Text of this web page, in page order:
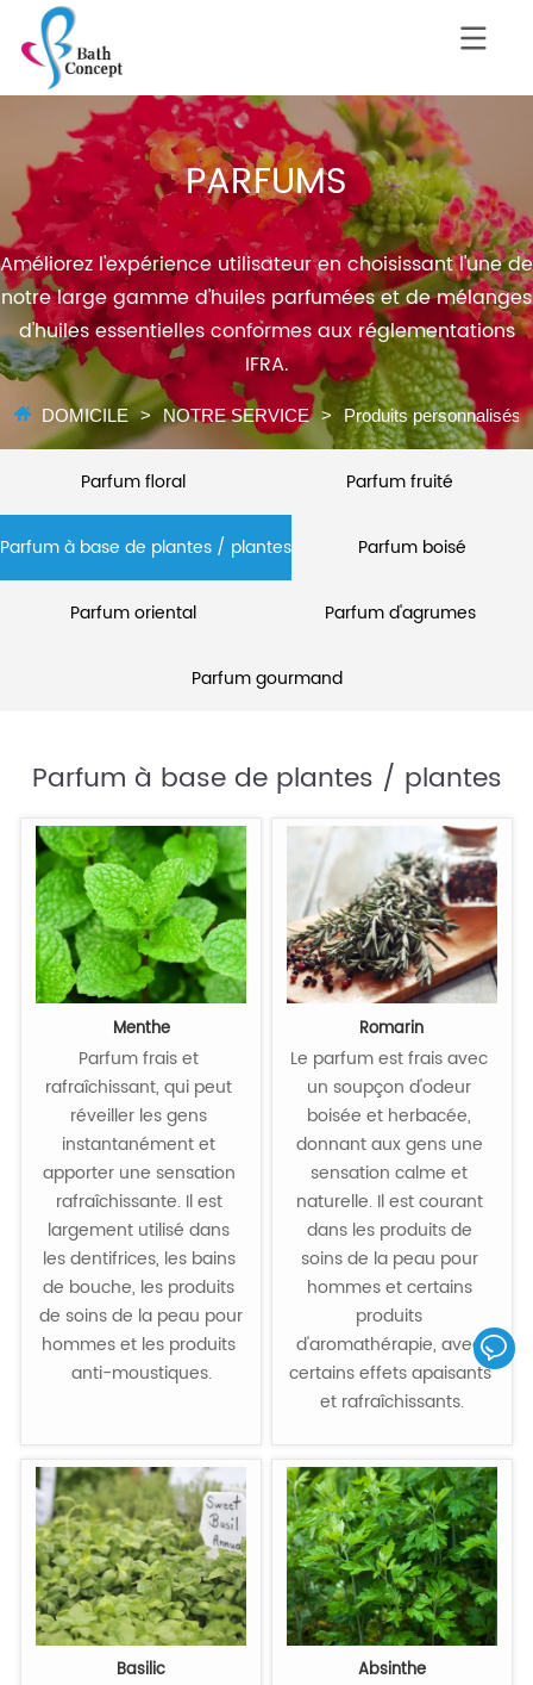
PARFUMS
Améliorez l'expérience utilisateur en choisissant l'une de
notre large gamme d'huiles parfumées et de mélanges
d'huiles essentielles conformes aux réglementations
IFRA.
DOMICILE > NOTRE SERVICE > Produits personnalisés
Parfum floral Parfum fruité
Parfum à base de plantes / plantes Parfum boisé
Parfum oriental Parfum d'agrumes
Parfum gourmand
Parfum à base de plantes / plantes
Menthe
Parfum frais et
rafraîchissant, qui peut
réveiller les gens
instantanément et
apporter une sensation
rafraîchissante. Il est
largement utilisé dans
les dentifrices, les bains
de bouche, les produits
de soins de la peau pour
hommes et les produits
anti-moustiques.
Romarin
Le parfum est frais avec
un soupçon d'odeur
boisée et herbacée,
donnant aux gens une
sensation calme et
naturelle. Il est courant
dans les produits de
soins de la peau pour
hommes et certains
produits
d'aromathérapie, avec
certains effets apaisants
et rafraîchissants.
Basilic Absinthe